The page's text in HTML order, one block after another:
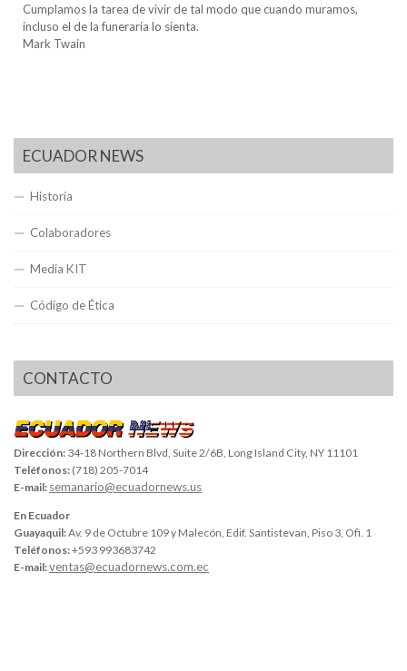
Cumplamos la tarea de vivir de tal modo que cuando muramos,
incluso el de la funeraria lo sienta.
Mark Twain
ECUADOR NEWS
Historia
Colaboradores
Media KIT
Código de Ética
CONTACTO
Dirección: 34-18 Northern Blvd, Suite 2/6B, Long Island City, NY 11101
Teléfonos: (718) 205-7014
E-mail: semanario@ecuadornews.us
En Ecuador
Guayaquil:Av. 9 de Octubre 109 y Malecón, Edif. Santistevan, Piso 3, Ofi. 1
Teléfonos:+593 993683742
E-mail:ventas@ecuadornews.com.ec